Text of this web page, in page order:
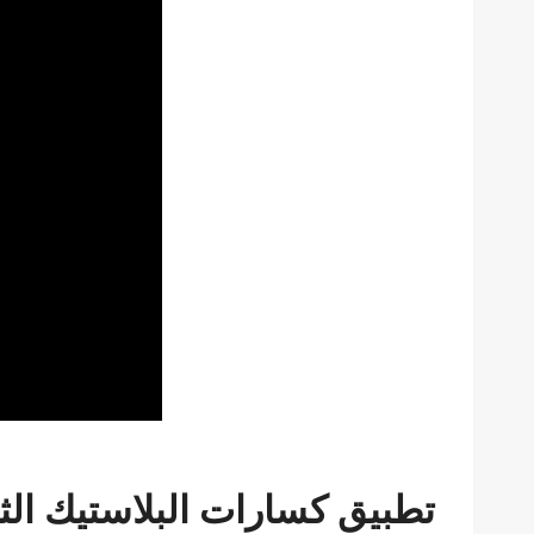
تطبيق كسارات البلاستيك